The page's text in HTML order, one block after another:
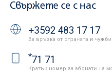
Свържете се с нас
+3592 483 17 17
За връзка от страната и
*71 71
Кратък номер за абонати на